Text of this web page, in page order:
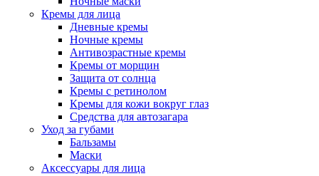
Кремы для лица
Дневные кремы
Ночные кремы
Антивозрастные кремы
Кремы от морщин
Защита от солнца
Кремы с ретинолом
Кремы для кожи вокруг глаз
Средства для автозагара
Уход за губами
Бальзамы
Маски
Аксессуары для лица